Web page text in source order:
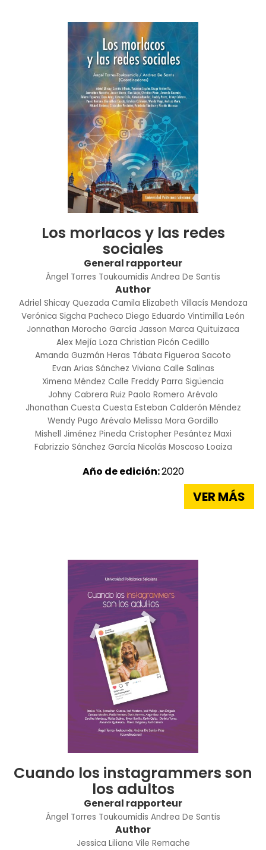
Los morlacos y las redes
sociales
General rapporteur
Ángel Torres Toukoumidis Andrea De Santis
Author
Adriel Shicay Quezada Camila Elizabeth Villacís Mendoza
Verónica Sigcha Pacheco Diego Eduardo Vintimilla León
Jonnathan Morocho García Jasson Marca Quituizaca
Alex Mejía Loza Christian Picón Cedillo
Amanda Guzmán Heras Tábata Figueroa Sacoto
Evan Arias Sánchez Viviana Calle Salinas
Ximena Méndez Calle Freddy Parra Sigüencia
Johny Cabrera Ruiz Paolo Romero Arévalo
Jhonathan Cuesta Cuesta Esteban Calderón Méndez
Wendy Pugo Arévalo Melissa Mora Gordillo
Mishell Jiménez Pineda Cristopher Pesántez Maxi
Fabrizzio Sánchez García Nicolás Moscoso Loaiza
Año de edición:2020
VER MÁS
Cuando los instagrammers son
los adultos
General rapporteur
Ángel Torres Toukoumidis Andrea De Santis
Author
Jessica Liliana Vile Remache